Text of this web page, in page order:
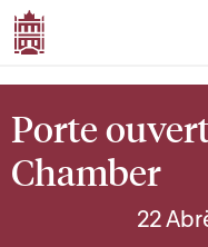
Porte
Chamber
22